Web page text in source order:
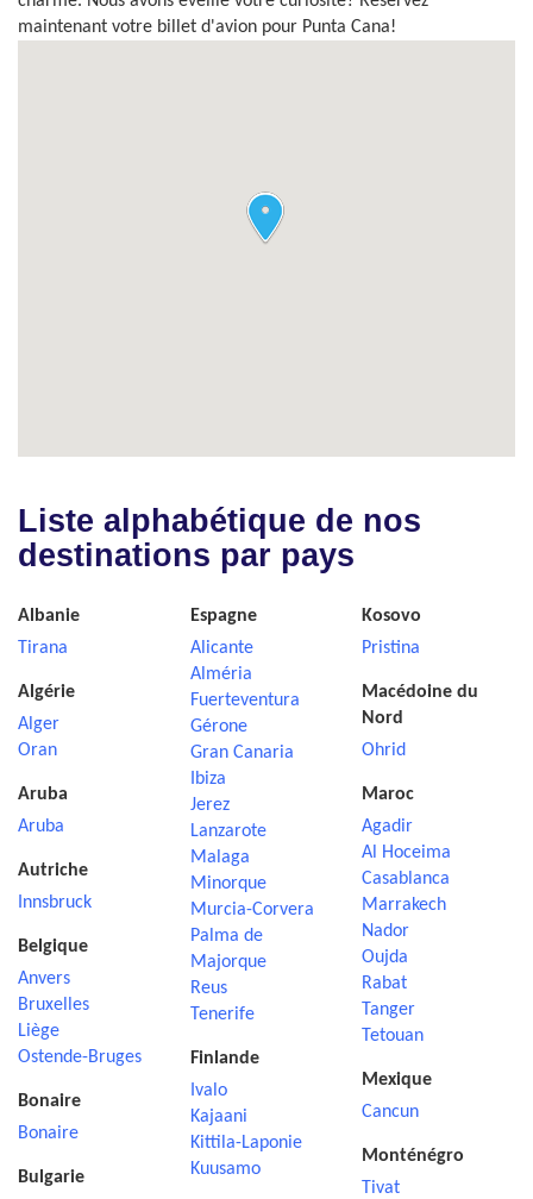
maintenant votre billet d'avion pour Punta Cana!
Liste alphabétique de nos
destinations par pays
Albanie
Tirana
Algérie
Alger
Oran
Aruba
Aruba
Autriche
Innsbruck
Belgique
Anvers
Bruxelles
Liège
Ostende-Bruges
Bonaire
Bonaire
Bulgarie
Espagne
Alicante
Alméria
Fuerteventura
Gérone
Gran Canaria
Ibiza
Jerez
Lanzarote
Malaga
Minorque
Murcia-Corvera
Palma de
Majorque
Reus
Tenerife
Finlande
Ivalo
Kajaani
Kittila-Laponie
Kuusamo
Kosovo
Pristina
Macédoine du
Nord
Ohrid
Maroc
Agadir
Al Hoceima
Casablanca
Marrakech
Nador
Oujda
Rabat
Tanger
Tetouan
Mexique
Cancun
Monténégro
Tivat